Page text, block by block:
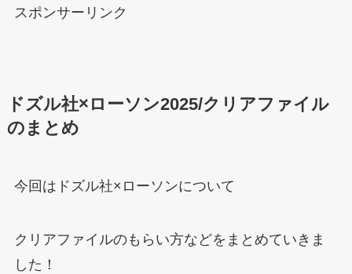
スポンサーリンク
ドズル社×ローソン2025/クリアファイル
のまとめ
今回はドズル社×ローソンについて
クリアファイルのもらい方などをまとめていきま
した！